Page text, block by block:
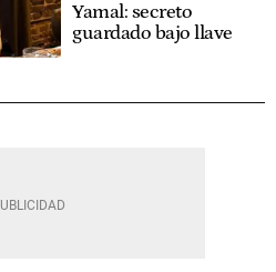
Yamal: secreto
guardado bajo llave